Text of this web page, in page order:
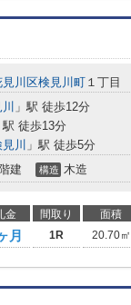
見川区検見川町 １丁目
」駅 徒歩12分
駅 徒歩13分
川 」駅 徒歩5分
建 構造 木造
金 間取り 面積
月 1R 20.70㎡